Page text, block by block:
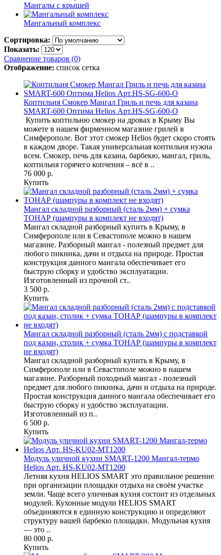
Мангалы с крышей
Мангальный комплекс
Сортировка:
Показать:
Сравнение товаров (0)
Отображение: список сетка
Коптильня Смокер Мангал Гриль и печь для казана
SMART-600 Оптима Helios Арт.HS-SG-600-O
Купить коптильню смокер на дровах в Крыму Вы
можете в нашем фирменном магазине грилей в
Симферополе. Вот этот смокер Helios будет скоро стоять
в каждом дворе. Такая универсальная коптильня нужна
всем. Смокер, печь для казана, барбекю, мангал, гриль,
коптильня горячего копчения – всё в ..
76 000 р.
Купить
Мангал складной разборный (сталь 2мм) + сумка
ТОНАР (шампуры в комплект не входят)
Мангал складной разборный купить в Крыму, в
Симферополе или в Севастополе можно в нашем
магазине. Разборный мангал - полезный предмет для
любого пикника, дачи и отдыха на природе. Простая
конструкция данного мангала обеспечивает его
быструю сборку и удобство эксплуатации.
Изготовленный из прочной ст..
3 500 р.
Купить
Мангал складной разборный (сталь 2мм) с подставкой
под казан, столик + сумка ТОНАР (шампуры в комплект
не входят)
Мангал складной разборный купить в Крыму, в
Симферополе или в Севастополе можно в нашем
магазине. Разборный походный мангал - полезный
предмет для любого пикника, дачи и отдыха на природе.
Простая конструкция данного мангала обеспечивает его
быструю сборку и удобство эксплуатации.
Изготовленный из п..
6 500 р.
Купить
Модуль уличной кухни SMART-1200 Мангал-термо
Helios Арт. HS-KU02-MT1200
Летняя кухня HELIOS SMART это правильное решение
при организации площадки отдыха на своём участке
земли. Чаще всего уличнвая кухня состоит из отдельных
модулей. Кухонные модули HELIOS SMART
объединяются в единную конструкцию и определяют
структуру вашей барбекю площадки. Модульная кухня
— это ..
80 000 р.
Купить